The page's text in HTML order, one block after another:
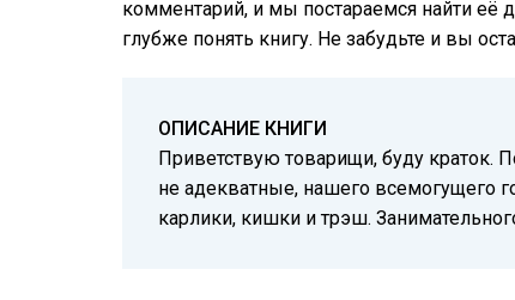
комментарий, и мы постараемся найти её
глубже понять книгу. Не забудьте и вы
ОПИСАНИЕ КНИГИ
Приветствую товарищи, буду краток.
не адекватные, нашего всемогущего
карлики, кишки и трэш.